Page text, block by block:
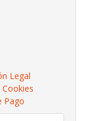
Legal
Pago